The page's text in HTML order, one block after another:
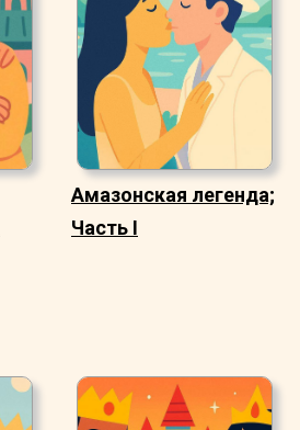
Амазонская легенда;
Часть I